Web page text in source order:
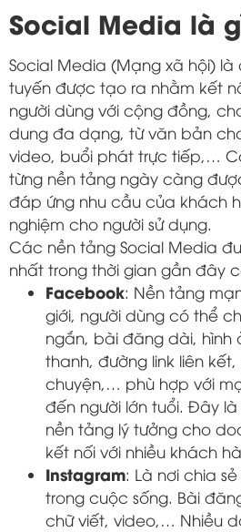
Social Media là
Social Media (Mạng xã hội)
tuyến được tạo ra nhằm kết
người dùng với cộng đồng,
dung đa dạng, từ văn bản
video, buổi phát trực tiếp,…
từng nền tảng ngày càng
đáp ứng nhu cầu của khách
nghiệm cho người sử dụng.
Các nền tảng Social Media
nhất trong thời gian gần đây
Facebook: Nền tảng
giới, người dùng có thể
ngắn, bài đăng dài, hình
thanh, đường link liên
chuyện,… phù hợp với
đến người lớn tuổi. Đây
nền tảng lý tưởng cho
kết nối với nhiều khách
Instagram: Là nơi chia
trong cuộc sống. Bài
chữ viết, video,… Nhiều